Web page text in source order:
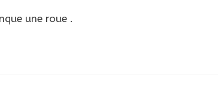
une roue .